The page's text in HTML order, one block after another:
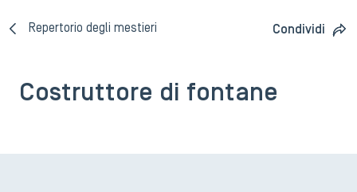
Repertorio degli mestieri Condividi
Costruttore di fontane